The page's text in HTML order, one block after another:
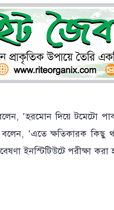
‘হরমোন দিয়ে টমেটো
বলেন, ‘এতে ক্ষতিকারক
ইনস্টিটিউটে পরীক্ষা করা